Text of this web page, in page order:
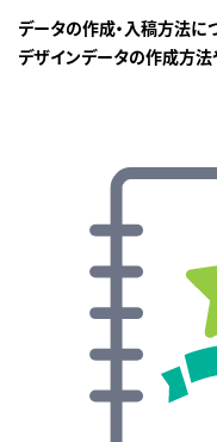
データの作成・入稿方法に
デザインデータの作成方法